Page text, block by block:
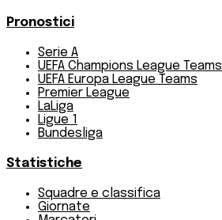
Pronostici
Serie A
UEFA Champions League Teams
UEFA Europa League Teams
Premier League
LaLiga
Ligue 1
Bundesliga
Statistiche
Squadre e classifica
Giornate